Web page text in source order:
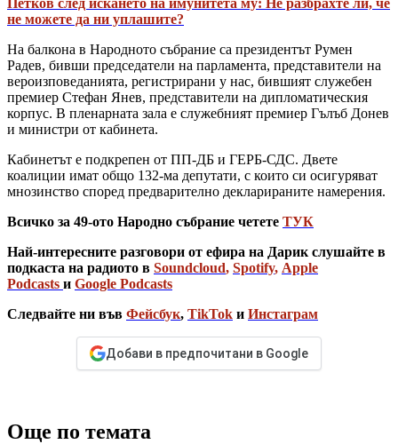
не можете да ни уплашите?
На балкона в Народното събрание са президентът Румен
Радев, бивши председатели на парламента, представители на
вероизповеданията, регистрирани у нас, бившият служебен
премиер Стефан Янев, представители на дипломатическия
корпус. В пленарната зала е служебният премиер Гълъб Донев
и министри от кабинета.
Кабинетът е подкрепен от ПП-ДБ и ГЕРБ-СДС. Двете
коалиции имат общо 132-ма депутати, с които си осигуряват
мнозинство според предварително декларираните намерения.
Всичко за 49-ото Народно събрание четете ТУК
Най-интересните разговори от ефира на Дарик слушайте в
подкаста на радиото в Soundcloud, Spotify, Apple
Podcasts и Google Podcasts
Следвайте ни във Фейсбук, TikTok и Инстаграм
Добави в предпочитани в Google
Още по темата